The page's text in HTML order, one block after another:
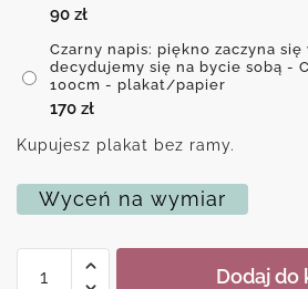
90 zł
Czarny napis: piękno zaczyna
decydujemy się na bycie sobą -
100cm - plakat/papier
170 zł
Kupujesz plakat bez ramy.
Wyceń na wymiar
ilość
Czarny
Dodaj do